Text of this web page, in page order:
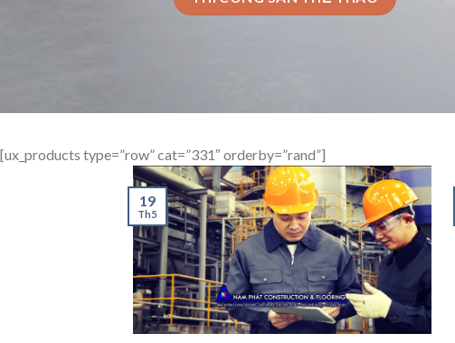
[ux_products type=”row” cat=”331″ orderby=”rand”]
19
Th5